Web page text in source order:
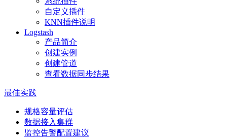
自定义插件
KNN插件说明
Logstash
产品简介
创建实例
创建管道
查看数据同步结果
最佳实践
规格容量评估
数据接入集群
监控告警配置建议